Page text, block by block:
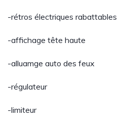
-rétros électriques rabattables
-affichage tête haute
-alluamge auto des feux
-régulateur
-limiteur